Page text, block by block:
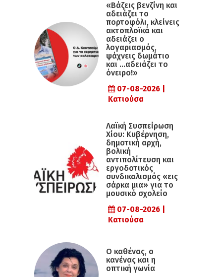
«Βάζεις βενζίνη και
αδειάζει το
πορτοφόλι, κλείνεις
ακτοπλοϊκά και
αδειάζει ο
λογαριασμός,
ψάχνεις δωμάτιο
και …αδειάζει το
όνειρο!»
07-08-2026 |
Κατιούσα
Λαϊκή Συσπείρωση
Χίου: Κυβέρνηση,
δημοτική αρχή,
βολική
αντιπολίτευση και
εργοδοτικός
συνδικαλισμός «εις
σάρκα μια» για το
μουσικό σχολείο
07-08-2026 |
Κατιούσα
Ο καθένας, ο
κανένας και η
οπτική γωνία